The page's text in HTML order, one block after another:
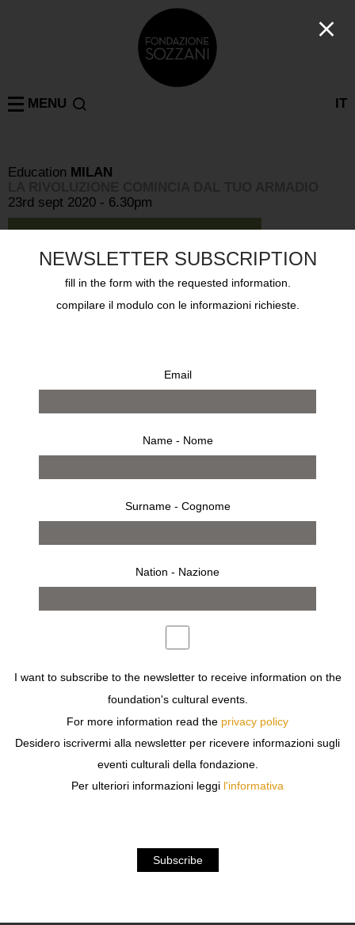
IT
MENU
Education MILAN
23rd sept 2020 - 6.30pm
exhibition
LUISA CIUNI, MARINA SPADAFORA
LA RIVOLUZIONE COMINCIA DAL TUO ARMADIO
PUBLISHED BYSOLFERINO EDITORE
20TH SEPTEMBER 2020
NEWSLETTER SUBSCRIPTION
fill in the form with the requested information.
compilare il modulo con le informazioni richieste.
Email
Name - Nome
Surname - Cognome
Nation - Nazione
I want to subscribe to the newsletter to receive information on the
foundation's cultural events.
For more information read the privacy policy
Desidero iscrivermi alla newsletter per ricevere informazioni sugli
eventi culturali della fondazione.
Per ulteriori informazioni leggi l'informativa